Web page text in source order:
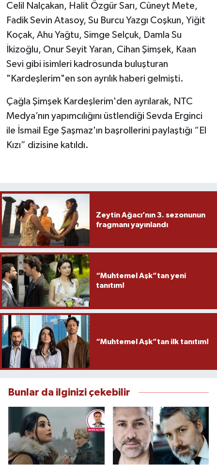
Celil Nalçakan, Halit Özgür Sarı, Cüneyt Mete,
Fadik Sevin Atasoy, Su Burcu Yazgı Coşkun, Yiğit
Koçak, Ahu Yağtu, Simge Selçuk, Damla Su
İkizoğlu, Onur Seyit Yaran, Cihan Şimşek, Kaan
Sevi gibi isimleri kadrosunda buluşturan
"Kardeşlerim"en son ayrılık haberi gelmişti.
Çağla Şimşek Kardeşlerim'den ayrılarak, NTC
Medya’nın yapımcılığını üstlendiği Sevda Erginci
ile İsmail Ege Şaşmaz'ın başrollerini paylaştığı “El
Kızı” dizisine katıldı.
Zeytin Ağacı’nın 3. sezonunun
fragmanı yayınlandı
“Muhtemel Aşk”tan yeni
tanıtım!
“Muhtemel Aşk”tan ilk tanıtım!
Bunlar da ilginizi çekebilir